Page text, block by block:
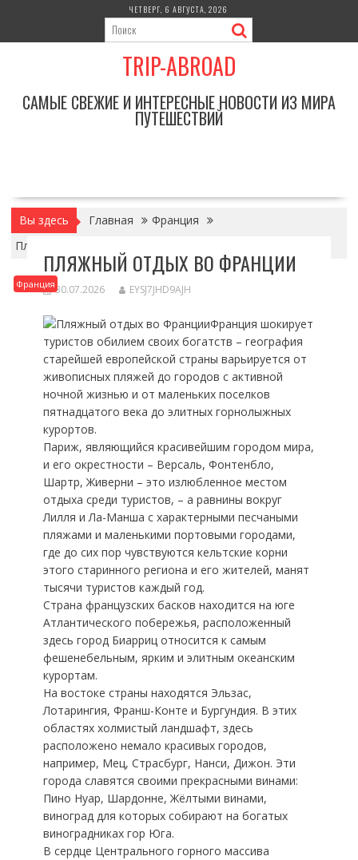
содержимому
ЧЕТВЕРГ, 6 АВГУСТА, 2026
TRIP-ABROAD
САМЫЕ СВЕЖИЕ И ИНТЕРЕСНЫЕ НОВОСТИ ИЗ МИРА
ПУТЕШЕСТВИЙ
Вы здесь Главная
Франция
Пляжный отдых во Франции
Франция
ПЛЯЖНЫЙ ОТДЫХ ВО ФРАНЦИИ
30.07.2026 EYSJ7JHD9AJH
Франция шокирует
туристов обилием своих богатств – география
старейшей европейской страны варьируется от
живописных пляжей до городов с активной
ночной жизнью и от маленьких поселков
пятнадцатого века до элитных горнолыжных
курортов.
Париж, являющийся красивейшим городом мира,
и его окрестности – Версаль, Фонтенбло,
Шартр, Живерни – это излюбленное местом
отдыха среди туристов, – а равнины вокруг
Лилля и Ла-Манша с характерными песчаными
пляжами и маленькими портовыми городами,
где до сих пор чувствуются кельтские корни
этого старинного региона и его жителей, манят
тысячи туристов каждый год.
Страна французских басков находится на юге
Атлантического побережья, расположенный
здесь город Биарриц относится к самым
фешенебельным, ярким и элитным океанским
курортам.
На востоке страны находятся Эльзас,
Лотарингия, Франш-Конте и Бургундия. В этих
областях холмистый ландшафт, здесь
расположено немало красивых городов,
например, Мец, Страсбург, Нанси, Дижон. Эти
города славятся своими прекрасными винами:
Пино Нуар, Шардонне, Жёлтыми винами,
виноград для которых собирают на богатых
виноградниках гор Юга.
В сердце Центрального горного массива